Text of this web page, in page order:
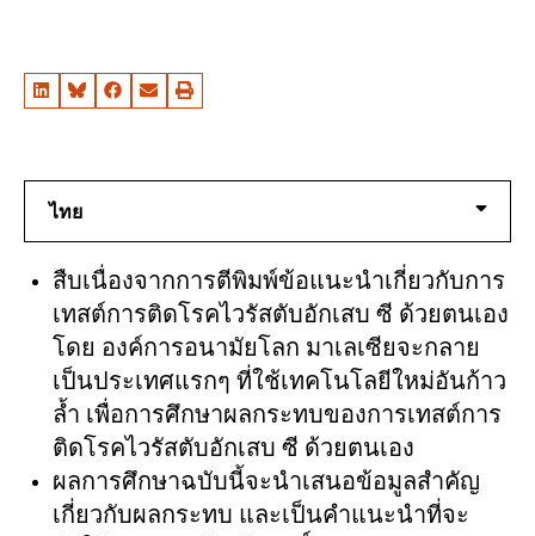
ไทย
สืบเนื่องจากการตีพิมพ์ข้อแนะนำเกี่ยวกับการ
เทสต์การติดโรคไวรัสตับอักเสบ ซี ด้วยตนเอง
โดย องค์การอนามัยโลก มาเลเซียจะกลาย
เป็นประเทศแรกๆ ที่ใช้เทคโนโลยีใหม่อันก้าว
ล้ำ เพื่อการศึกษาผลกระทบของการเทสต์การ
ติดโรคไวรัสตับอักเสบ ซี ด้วยตนเอง
ผลการศึกษาฉบับนี้จะนำเสนอข้อมูลสำคัญ
เกี่ยวกับผลกระทบ และเป็นคำแนะนำที่จะ